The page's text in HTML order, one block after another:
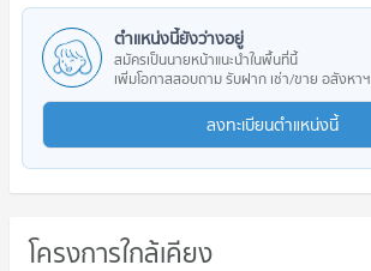
ตำแหน่งนี้ยังว่างอยู่
สมัครเป็นนายหน้าแนะนำในพื้นที่นี้
เพิ่มโอกาสสอบถาม รับฝาก เช่า/ขาย อสังหาฯ
ลงทะเบียนตำแหน่งนี้
โครงการใกล้เคียง